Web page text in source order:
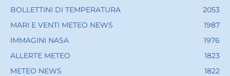
BOLLETTINI DI TEMPERATURA
2053
MARI E VENTI METEO NEWS
1987
IMMAGINI NASA
1976
ALLERTE METEO
1823
METEO NEWS
1822